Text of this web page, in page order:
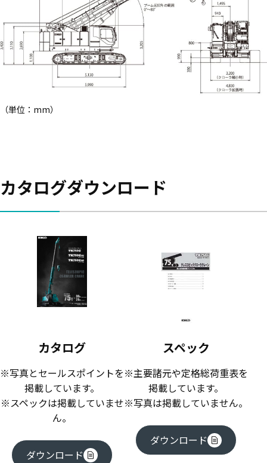
（単位：mm）
カタログダウンロード
カタログ
※写真とセールスポイントを
掲載しています。
※スペックは掲載していませ
ん。
ダウンロード
スペック
※主要諸元や定格総荷重表を
掲載しています。
※写真は掲載していません。
ダウンロード